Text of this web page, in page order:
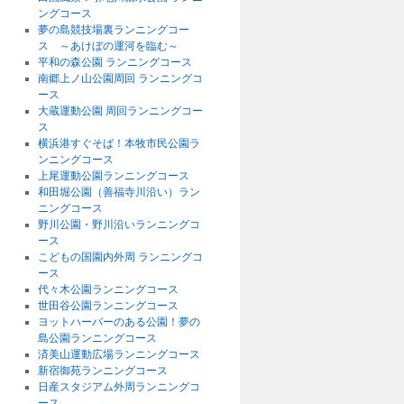
ングコース
夢の島競技場裏ランニングコー
ス ～あけぼの運河を臨む～
平和の森公園 ランニングコース
南郷上ノ山公園周回 ランニングコ
ース
大蔵運動公園 周回ランニングコー
ス
横浜港すぐそば！本牧市民公園ラ
ンニングコース
上尾運動公園ランニングコース
和田堀公園（善福寺川沿い）ラン
ニングコース
野川公園・野川沿いランニングコ
ース
こどもの国園内外周 ランニングコ
ース
代々木公園ランニングコース
世田谷公園ランニングコース
ヨットハーバーのある公園！夢の
島公園ランニングコース
済美山運動広場ランニングコース
新宿御苑ランニングコース
日産スタジアム外周ランニングコ